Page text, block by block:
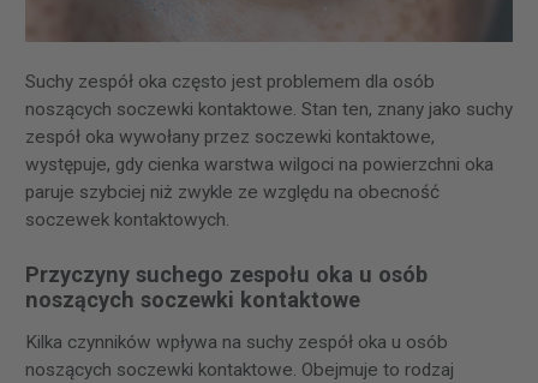
Suchy zespół oka często jest problemem dla osób
noszących soczewki kontaktowe. Stan ten, znany jako suchy
zespół oka wywołany przez soczewki kontaktowe,
występuje, gdy cienka warstwa wilgoci na powierzchni oka
paruje szybciej niż zwykle ze względu na obecność
soczewek kontaktowych.
Przyczyny suchego zespołu oka u osób
noszących soczewki kontaktowe
Kilka czynników wpływa na suchy zespół oka u osób
noszących soczewki kontaktowe. Obejmuje to rodzaj